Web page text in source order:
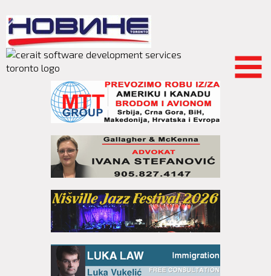
main
content